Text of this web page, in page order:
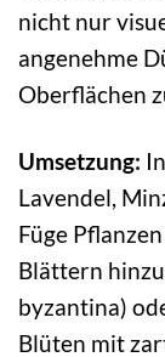
nicht nur
angenehme
Oberflächen
Umsetzung:
Lavendel,
Füge
Blättern
byzantina)
Blüten mit